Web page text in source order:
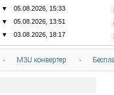
▼ 05.08.2026, 15:33
▼ 05.08.2026, 13:51
▼ 03.08.2026, 18:17
· M3U конвертер ·